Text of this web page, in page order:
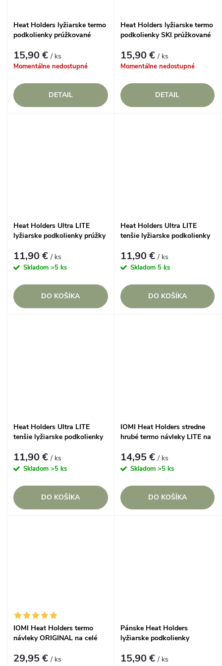
Heat Holders lyžiarske termo
podkolienky prúžkované
15,90 €/ ks
Momentálne nedostupné
DETAIL
Heat Holders lyžiarske termo
podkolienky SKI prúžkované
15,90 €/ ks
Momentálne nedostupné
DETAIL
Heat Holders Ultra LITE
lyžiarske podkolienky prúžky
11,90 €/ ks
Skladom >5 ks
DO KOŠÍKA
Heat Holders Ultra LITE
tenšie lyžiarske podkolienky
11,90 €/ ks
Skladom 5 ks
DO KOŠÍKA
Heat Holders Ultra LITE
tenšie lyžiarske podkolienky
11,90 €/ ks
Skladom >5 ks
DO KOŠÍKA
IOMI Heat Holders stredne
hrubé termo návleky LITE na
14,95 €/ ks
Skladom >5 ks
DO KOŠÍKA
IOMI Heat Holders termo
návleky ORIGINAL na celé
29,95 €/ ks
Pánske Heat Holders
lyžiarske podkolienky
15,90 €/ ks